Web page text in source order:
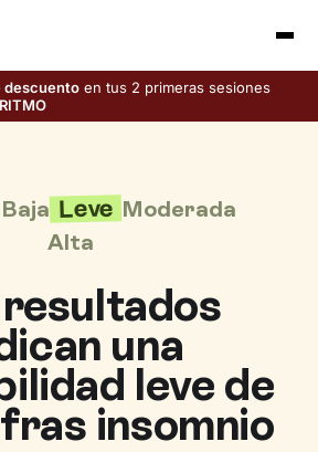
descuento en tus 2 primeras sesiones
Baja Leve Moderada
Alta
una
leve de
insomnio